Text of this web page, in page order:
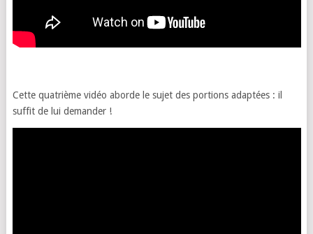
Cette quatrième vidéo aborde le sujet des portions adaptées : il
suffit de lui demander !